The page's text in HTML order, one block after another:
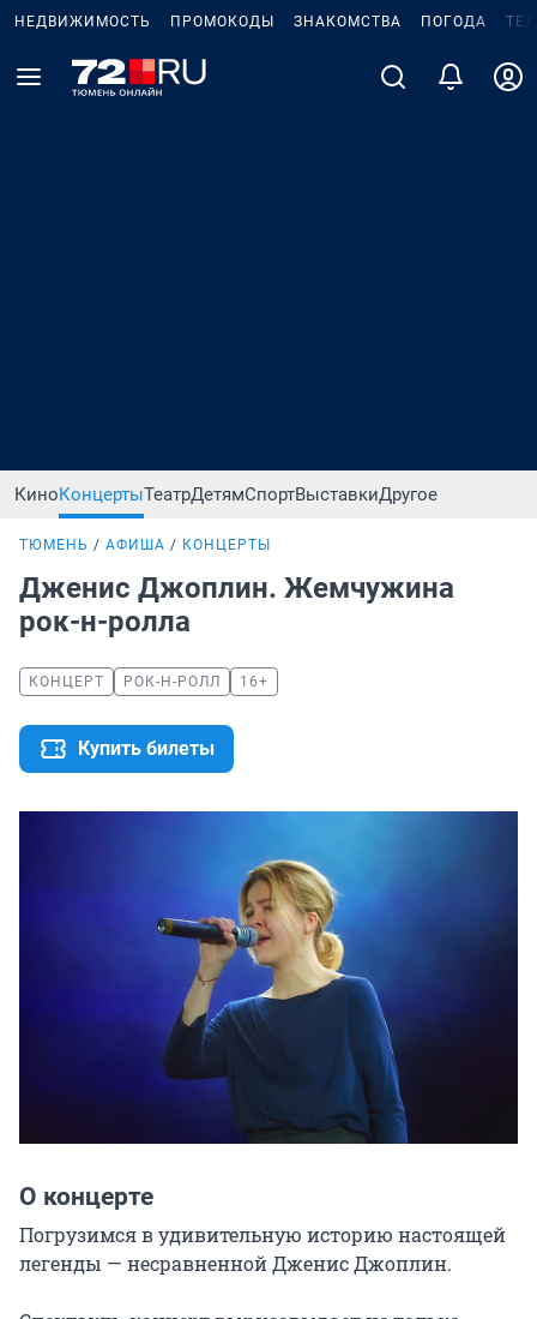
НЕДВИЖИМОСТЬ ПРОМОКОДЫ ЗНАКОМСТВА ПОГОДА
КиноКонцертыТеатрДетямСпортВыставкиДругое
ТЮМЕНЬ АФИША КОНЦЕРТЫ
Дженис Джоплин. Жемчужина
рок-н-ролла
КОНЦЕРТ РОК-Н-РОЛЛ 16+
Купить билеты
О концерте
Погрузимся в удивительную историю настоящей
легенды — несравненной Дженис Джоплин.